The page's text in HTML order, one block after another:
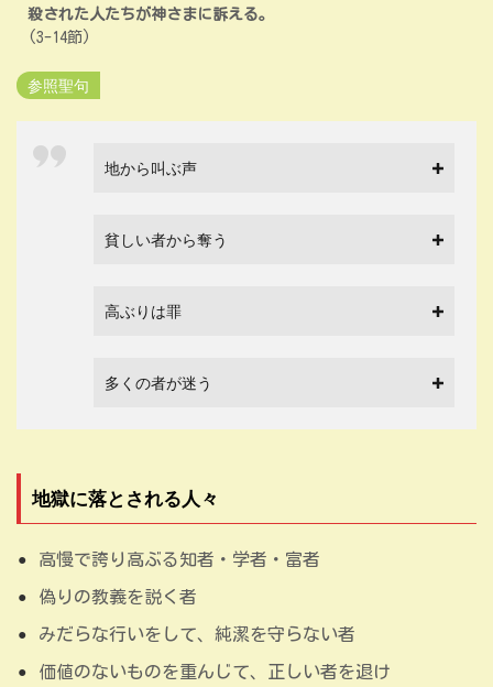
殺された人たちが神さまに訴える。
(3-14節)
参照聖句
地から叫ぶ声
貧しい者から奪う
高ぶりは罪
多くの者が迷う
地獄に落とされる人々
高慢で誇り高ぶる知者・学者・富者
偽りの教義を説く者
みだらな行いをして、純潔を守らない者
価値のないものを重んじて、正しい者を退け